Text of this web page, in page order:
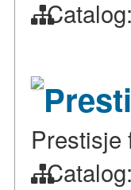
Catalog:
Prestisje
Catalog: